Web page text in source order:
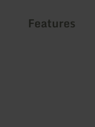
Features